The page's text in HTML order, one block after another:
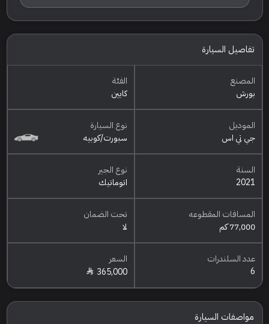
تفاصيل السيارة
المصنع
بورش
الفئة
كايين
الموديل
جي تي اس
نوع السيارة
سبورت/كوبيه
السنة
2021
نوع الجير
اتوماتيك
المسافات المقطوعه
77,000 كم
تحت الضمان
لا
عدد السلندرات
6
السعر
365,000
مواصفات السيارة